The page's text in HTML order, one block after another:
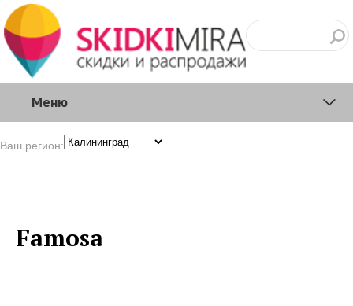
Меню
Ваш регион:
Famosa